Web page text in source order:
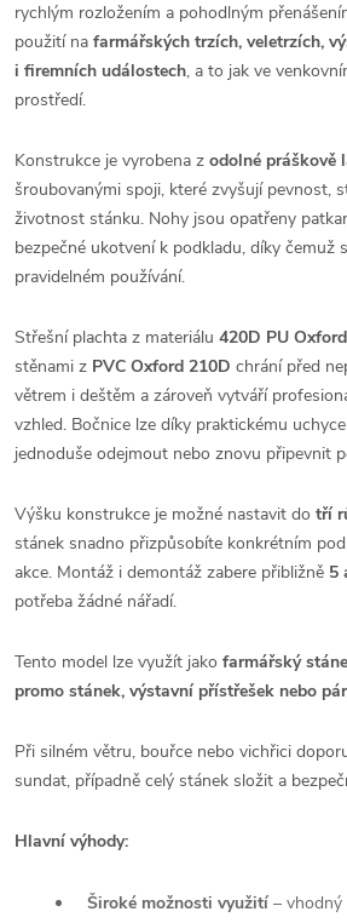
rychlým rozložením a pohodlným
použití na farmářských trzích, veletrzích,
i firemních událostech, a to jak ve
prostředí.
Konstrukce je vyrobena z odolné práškově
šroubovanými spoji, které zvyšují pevnost,
životnost stánku. Nohy jsou opatřeny
bezpečné ukotvení k podkladu, díky čemuž
pravidelném používání.
Střešní plachta z materiálu 420D PU Oxford
stěnami z PVC Oxford 210D chrání před
větrem i deštěm a zároveň vytváří
vzhled. Bočnice lze díky praktickému
jednoduše odejmout nebo znovu připevnit
Výšku konstrukce je možné nastavit do tří
stánek snadno přizpůsobíte konkrétním
akce. Montáž i demontáž zabere přibližně 5
potřeba žádné nářadí.
Tento model lze využít jako farmářský
promo stánek, výstavní přístřešek nebo
Při silném větru, bouřce nebo vichřici
sundat, případně celý stánek složit a
Hlavní výhody:
Široké možnosti využití – vhodný